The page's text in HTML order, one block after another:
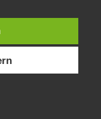
spricht aus, was ich
Ich hoffe, dass
entweder saniert
meidet dieses Hotel –
Nutzung dieser
zu.